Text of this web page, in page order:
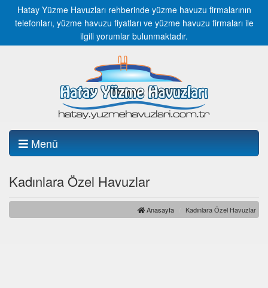
Hatay Yüzme Havuzları rehberinde yüzme havuzu firmalarının
telefonları, yüzme havuzu fiyatları ve yüzme havuzu firmaları ile
ilgili yorumlar bulunmaktadır.
Menü
Kadınlara Özel Havuzlar
Anasayfa Kadınlara Özel Havuzlar